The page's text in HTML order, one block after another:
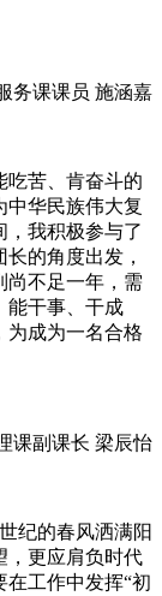
务课课员 施涵嘉
吃苦、肯奋斗的
中华民族伟大复
，我积极参与了
的角度出发，
尚不足一年，需
能干事、干成
为成为一名合格
副课长 梁辰怡
纪的春风洒满阳
，更应肩负时代
在工作中发挥“初